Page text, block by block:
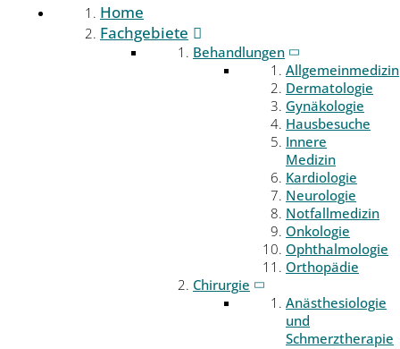
Home
Fachgebiete
Behandlungen
Allgemeinmedizin
Dermatologie
Gynäkologie
Hausbesuche
Innere
Medizin
Kardiologie
Neurologie
Notfallmedizin
Onkologie
Ophthalmologie
Orthopädie
Chirurgie
Anästhesiologie
und
Schmerztherapie